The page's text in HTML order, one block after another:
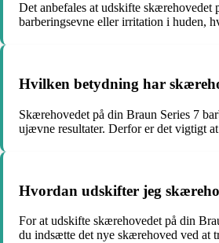
Det anbefales at udskifte skærehovedet
barberingsevne eller irritation i huden,
Hvilken betydning har
Skærehovedet på din Braun Series 7
ujævne resultater. Derfor er det vigtigt
Hvordan udskifter jeg
For at udskifte skærehovedet på din
du indsætte det nye skærehoved ved at